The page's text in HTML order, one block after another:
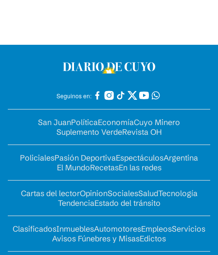
Seguinos en:
San JuanPolíticaEconomíaCuyo Minero
Suplemento VerdeRevista OH
PolicialesPasión DeportivaEspectáculosArgentina
El MundoRecetasEn las redes
Cartas del lectorOpinionSocialesSaludTecnología
TendenciaEstado del tránsito
ClasificadosInmueblesAutomotoresEmpleosServicios
Avisos Fúnebres y MisasEdictos